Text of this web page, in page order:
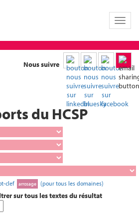
Toggle
Nous suivre
du HCSP
clef arrosage (pour tous les domaines)
sur tous les textes du résultat